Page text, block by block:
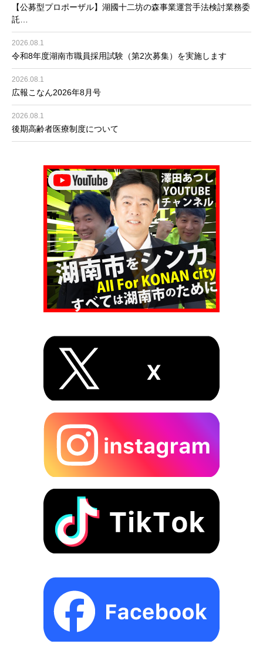
【公募型プロポーザル】湖國十二坊の森事業運営手法検討業務委
託…
2026.08.1
令和8年度湖南市職員採用試験（第2次募集）を実施します
2026.08.1
広報こなん2026年8月号
2026.08.1
後期高齢者医療制度について